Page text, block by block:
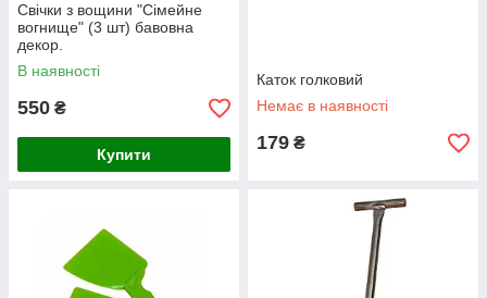
Свічки з вощини "Сімейне
вогнище" (3 шт) бавовна
декор.
В наявності
550 ₴
Купити
Каток голковий
Немає в наявності
179 ₴